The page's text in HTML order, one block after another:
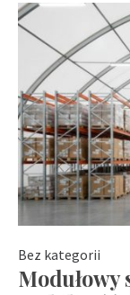
Bez kategorii